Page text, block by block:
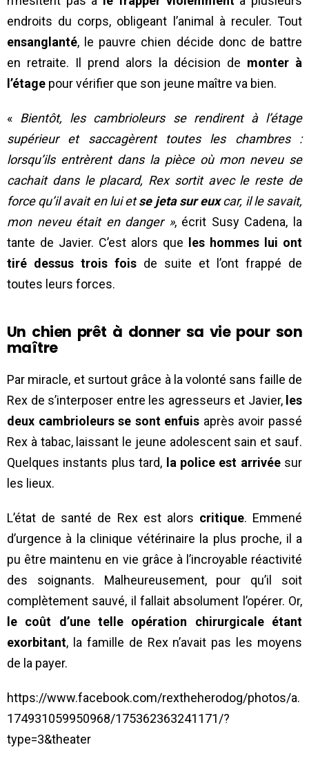
endroits du corps, obligeant l’animal à reculer. Tout
ensanglanté, le pauvre chien décide donc de battre
en retraite. Il prend alors la décision de monter à
l’étage pour vérifier que son jeune maître va bien.
« Bientôt, les cambrioleurs se rendirent à l’étage
supérieur et saccagèrent toutes les chambres :
lorsqu’ils entrèrent dans la pièce où mon neveu se
cachait dans le placard, Rex sortit avec le reste de
force qu’il avait en lui etse jeta sur euxcar, il le savait,
mon neveu était en danger », écrit Susy Cadena, la
tante de Javier. C’est alors que les hommes lui ont
tiré dessus trois fois de suite et l’ont frappé de
toutes leurs forces.
Un chien prêt à donner sa vie pour son
maître
Par miracle, et surtout grâce à la volonté sans faille de
Rex de s’interposer entre les agresseurs et Javier, les
deux cambrioleurs se sont enfuis après avoir passé
Rex à tabac, laissant le jeune adolescent sain et sauf.
Quelques instants plus tard, la police est arrivéesur
les lieux.
L’état de santé de Rex est alors critique. Emmené
d’urgence à la clinique vétérinaire la plus proche, il a
pu être maintenu en vie grâce à l’incroyable réactivité
des soignants. Malheureusement, pour qu’il soit
complètement sauvé, il fallait absolument l’opérer. Or,
le coût d’une telle opération chirurgicale étant
exorbitant, la famille de Rex n’avait pas les moyens
de la payer.
https://www.facebook.com/rextheherodog/photos/a.
174931059950968/175362363241171/?
type=3&theater